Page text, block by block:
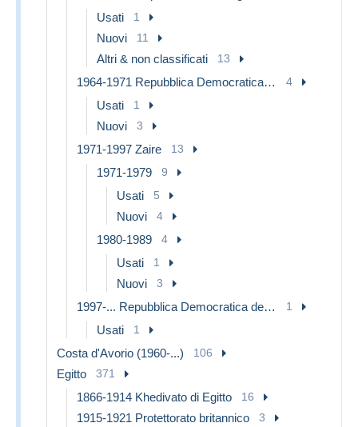
Usati 1
Nuovi 11
Altri & non classificati 13
1964-1971 Repubblica Democratica del Congo 4
Usati 1
Nuovi 3
1971-1997 Zaire 13
1971-1979 9
Usati 5
Nuovi 4
1980-1989 4
Usati 1
Nuovi 3
1997-... Repubblica Democratica del Congo 1
Usati 1
Costa d'Avorio (1960-...) 106
Egitto 371
1866-1914 Khedivato di Egitto 16
1915-1921 Protettorato britannico 3